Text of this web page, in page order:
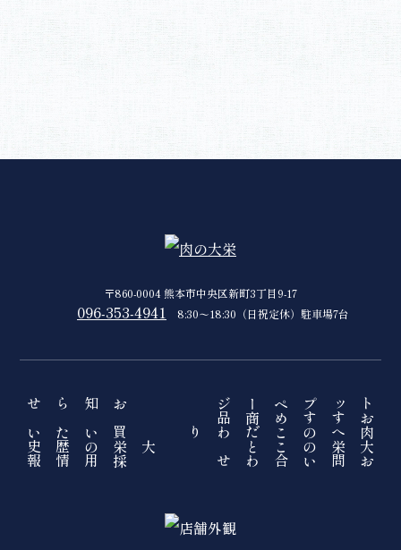
〒860-0004 熊本市中央区新町3丁目9-17
096-353-4941 8:30〜18:30（日祝定休）駐車場7台
トップページ
お知らせ
おすすめ商品
肉へのこだわり
買いたい
大栄のこと
大栄の歴史
お問い合わせ
採用情報